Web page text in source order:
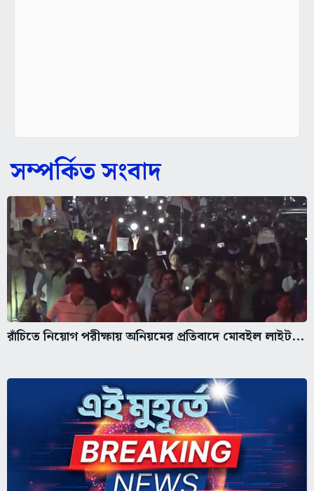
সম্পর্কিত সংবাদ
রাঁচিতে নিয়োগ পরীক্ষায় অনিয়মের প্রতিবাদে মোবইল লাইট...